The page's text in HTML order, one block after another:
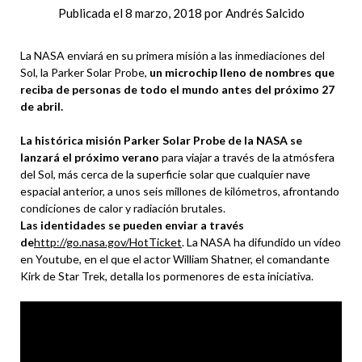
Publicada el8 marzo, 2018 porAndrés Salcido
La NASA enviará en su primera misión a las inmediaciones del
Sol, la Parker Solar Probe, un microchip lleno de nombres que
reciba de personas de todo el mundo antes del próximo 27
de abril.
La histórica misión Parker Solar Probe de la NASA se
lanzará el próximo verano para viajar a través de la atmósfera
del Sol, más cerca de la superficie solar que cualquier nave
espacial anterior, a unos seis millones de kilómetros, afrontando
condiciones de calor y radiación brutales.
Las identidades se pueden enviar a través
dehttp://go.nasa.gov/HotTicket. La NASA ha difundido un vídeo
en Youtube, en el que el actor William Shatner, el comandante
Kirk de Star Trek, detalla los pormenores de esta iniciativa.